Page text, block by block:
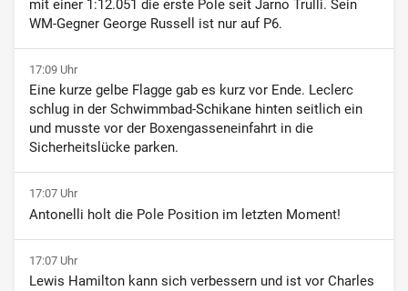
mit einer 1:12.051 die erste Pole seit Jarno Trulli. Sein
WM-Gegner George Russell ist nur auf P6.
17:09 Uhr
Eine kurze gelbe Flagge gab es kurz vor Ende. Leclerc
schlug in der Schwimmbad-Schikane hinten seitlich ein
und musste vor der Boxengasseneinfahrt in die
Sicherheitslücke parken.
17:07 Uhr
Antonelli holt die Pole Position im letzten Moment!
17:07 Uhr
Lewis Hamilton kann sich verbessern und ist vor Charles